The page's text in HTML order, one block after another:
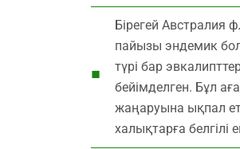
Бірегей Австралия
пайызы эндемик
түрі бар
бейімделген. Бұл
жаңаруына ықпал
халықтарға белгілі